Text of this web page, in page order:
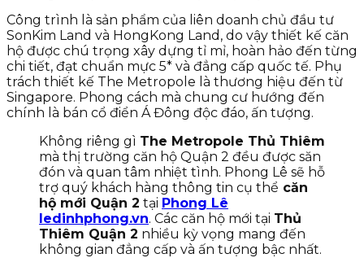
Công trình là sản phẩm của liên doanh chủ đầu tư
SonKim Land và HongKong Land, do vậy thiết kế căn
hộ được chú trọng xây dựng tỉ mỉ, hoàn hảo đến từng
chi tiết, đạt chuẩn mực 5* và đẳng cấp quốc tế. Phụ
trách thiết kế The Metropole là thương hiệu đến từ
Singapore. Phong cách mà chung cư hướng đến
chính là bán cổ điển Á Đông độc đáo, ấn tượng.
Không riêng gì The Metropole Thủ Thiêm
mà thị trường căn hộ Quận 2 đều được săn
đón và quan tâm nhiệt tình. Phong Lê sẽ hỗ
trợ quý khách hàng thông tin cụ thể căn
hộ mới Quận 2 tại Phong Lê
ledinhphong.vn. Các căn hộ mới tại Thủ
Thiêm Quận 2 nhiều kỳ vọng mang đến
không gian đẳng cấp và ấn tượng bậc nhất.